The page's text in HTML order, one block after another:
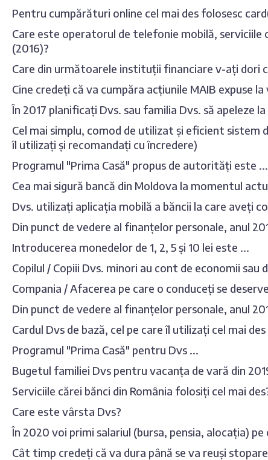
Pentru cumpărături online cel mai des folosesc
Care este operatorul de telefonie mobilă, serviciile
(2016)?
Care din următoarele instituții financiare v-ați dori
Cine credeți că va cumpăra acțiunile MAIB expuse la
În 2017 planificați Dvs. sau familia Dvs. să apeleze
Cel mai simplu, comod de utilizat și eficient sistem
îl utilizați și recomandați cu încredere)
Programul "Prima Casă" propus de autorități este ...
Cea mai sigură bancă din Moldova la momentul
Dvs. utilizați aplicația mobilă a băncii la care aveți
Din punct de vedere al finanțelor personale, anul
Introducerea monedelor de 1, 2, 5 și 10 lei este ...
Copilul / Copiii Dvs. minori au cont de economii sau
Compania / Afacerea pe care o conduceți se
Din punct de vedere al finanțelor personale, anul
Cardul Dvs de bază, cel pe care îl utilizați cel mai
Programul "Prima Casă" pentru Dvs ...
Bugetul familiei Dvs pentru vacanța de vară din
Serviciile cărei bănci din România folosiți cel mai
Care este vârsta Dvs?
În 2020 voi primi salariul (bursa, pensia, alocația) pe
Cât timp credeți că va dura până se va reuși